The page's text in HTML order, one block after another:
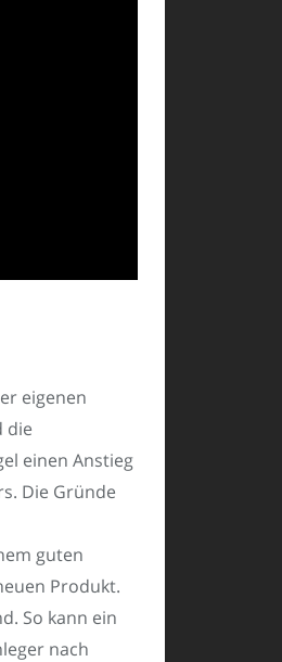
eigenen
die
einen Anstieg
Die Gründe
guten
Produkt.
So kann ein
nach